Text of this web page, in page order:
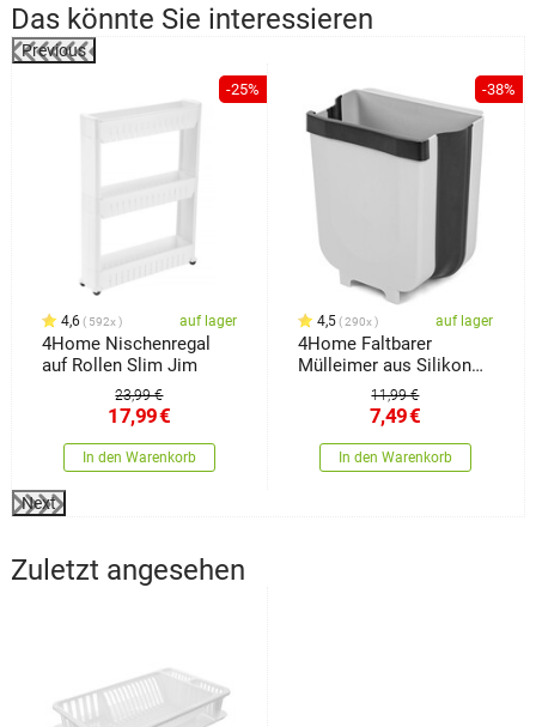
Das könnte Sie interessieren
Previous
-25%
4,6 592x auf lager
4Home Nischenregal
auf Rollen Slim Jim
23,99 €
17,99€
In den Warenkorb
-38%
4,5 290x auf lager
4Home Faltbarer
Mülleimer aus Silikon
11,99 €
7,49€
In den Warenkorb
Next
Zuletzt angesehen